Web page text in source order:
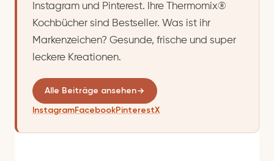
Instagram und Pinterest. Ihre Thermomix®
Kochbücher sind Bestseller. Was ist ihr
Markenzeichen? Gesunde, frische und super
leckere Kreationen.
Alle Beiträge ansehen
InstagramFacebookPinterestX